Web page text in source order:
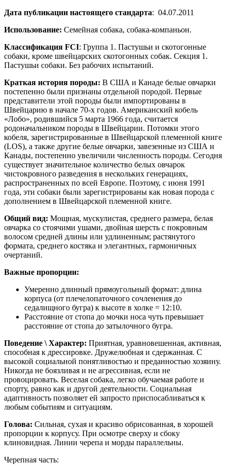
Дата публикации настоящего стандарта: 04.07.2011
Использование: Семейная собака, собака-компаньон.
Классификация FCI: Группа 1. Пастушьи и скотогонные
собаки, кроме швейцарских скотогонных собак. Секция 1.
Пастушьи собаки. Без рабочих испытаний.
Краткая история породы: В США и Канаде белые овчарки
постепенно были признаны отдельной породой. Первые
представители этой породы были импортированы в
Швейцарию в начале 70-х годов. Американский кобель
«Лобо», родившийся 5 марта 1966 года, считается
родоначальником породы в Швейцарии. Потомки этого
кобеля, зарегистрированные в Швейцарской племенной книге
(LOS), а также другие белые овчарки, завезенные из США и
Канады, постепенно увеличили численность породы. Сегодня
существует значительное количество белых овчарок
чистокровного разведения в нескольких генерациях,
распространенных по всей Европе. Поэтому, с июня 1991
года, эти собаки были зарегистрированы как новая порода с
дополнением в Швейцарской племенной книге.
Общий вид: Мощная, мускулистая, среднего размера, белая
овчарка со стоячими ушами, двойная шерсть с покровным
волосом средней длины или удлиненным; растянутого
формата, среднего костяка и элегантных, гармоничных
очертаний.
Важные пропорции:
Умеренно длинный прямоугольный формат: длина
корпуса (от плечелопаточного сочленения до
седалищного бугра) к высоте в холке = 12:10.
Расстояние от стопа до мочки носа чуть превышает
расстояние от стопа до затылочного бугра.
Поведение \ Характер: Приятная, уравновешенная, активная,
способная к дрессировке. Дружелюбная и сдержанная. С
высокой социальной понятливостью и преданностью хозяину.
Никогда не боязливая и не агрессивная, если не
провоцировать. Веселая собака, легко обучаемая работе и
спорту, равно как и другой деятельности. Социальная
адаптивность позволяет ей запросто приспосабливаться к
любым событиям и ситуациям.
Голова: Сильная, сухая и красиво обрисованная, в хорошей
пропорции к корпусу. При осмотре сверху и сбоку
клиновидная. Линии черепа и морды параллельны.
Черепная часть: